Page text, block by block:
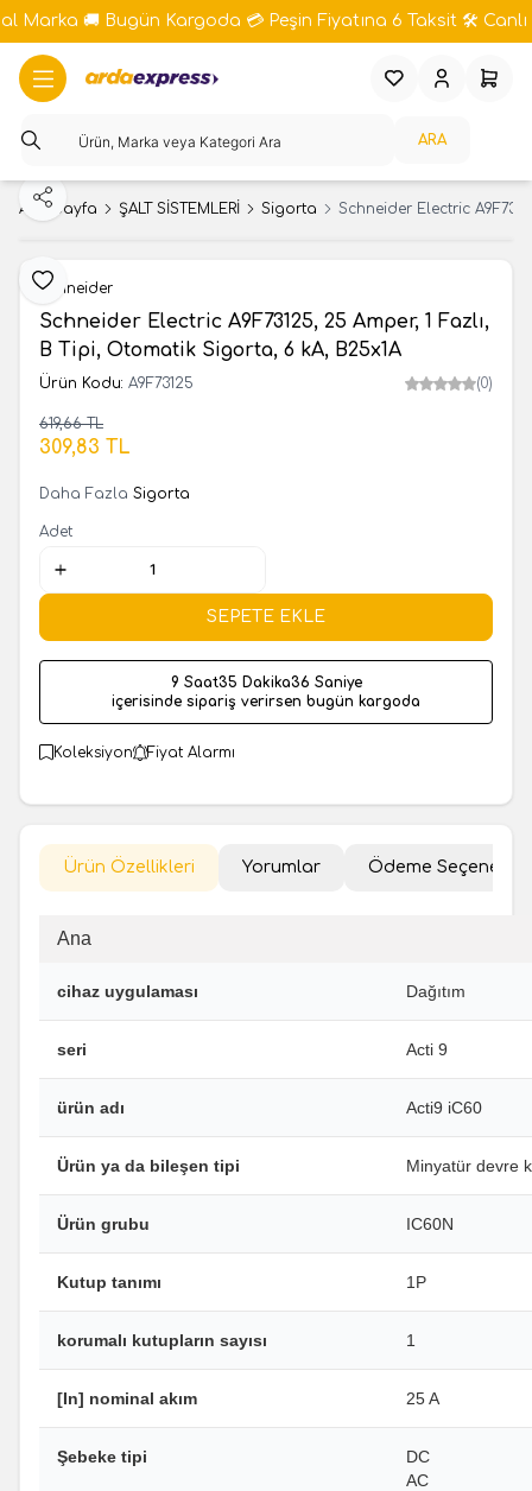
Marka 🚚 Bugün Kargoda 💳 Peşin Fiyatına 6 Taksit 🛠️ Canlı
ARA
FavorilerimHesabım
Ana Sayfa ŞALT SİSTEMLERİ Sigorta Schneider Electric
Favoriye Ekle
Paylaş
Schneider
Schneider Electric A9F73125, 25 Amper, 1 Fazlı,
B Tipi, Otomatik Sigorta, 6 kA, B25x1A
Ürün Kodu: A9F73125 (0)
619,66TL
309,83 TL
Daha Fazla Sigorta
Adet
SEPETE EKLE
9 Saat35 Dakika35 Saniye
içerisinde sipariş verirsen bugün kargoda
Koleksiyon Fiyat Alarmı
Ürün Özellikleri Yorumlar Ödeme
Ana
cihaz uygulaması Dağıtım
seri Acti 9
ürün adı Acti9 iC60
Ürün ya da bileşen tipi Minyatür devre
Ürün grubu IC60N
Kutup tanımı 1P
korumalı kutupların sayısı 1
[In] nominal akım 25 A
Şebeke tipi
DC
AC